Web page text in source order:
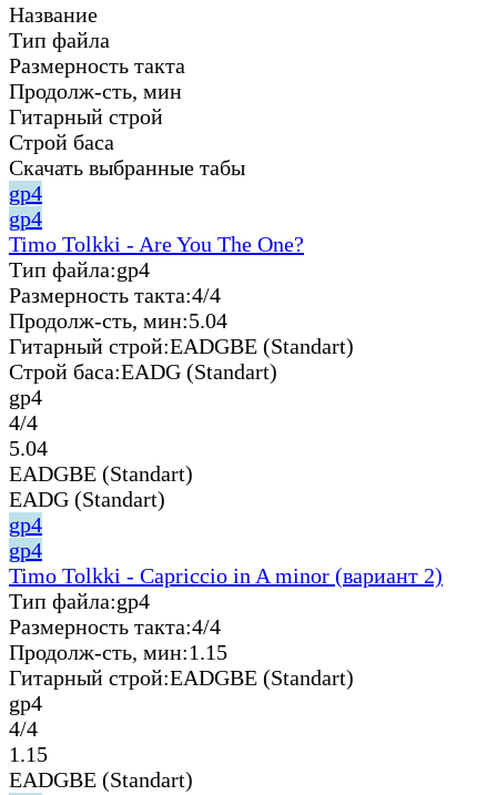
Название
Тип файла
Размерность такта
Продолж-сть, мин
Гитарный строй
Строй баса
Скачать выбранные табы
gp4
gp4
Timo Tolkki - Are You The One?
Тип файла:gp4
Размерность такта:4/4
Продолж-сть, мин:5.04
Гитарный строй:EADGBE (Standart)
Строй баса:EADG (Standart)
gp4
4/4
5.04
EADGBE (Standart)
EADG (Standart)
gp4
gp4
Timo Tolkki - Capriccio in A minor (вариант 2)
Тип файла:gp4
Размерность такта:4/4
Продолж-сть, мин:1.15
Гитарный строй:EADGBE (Standart)
gp4
4/4
1.15
EADGBE (Standart)